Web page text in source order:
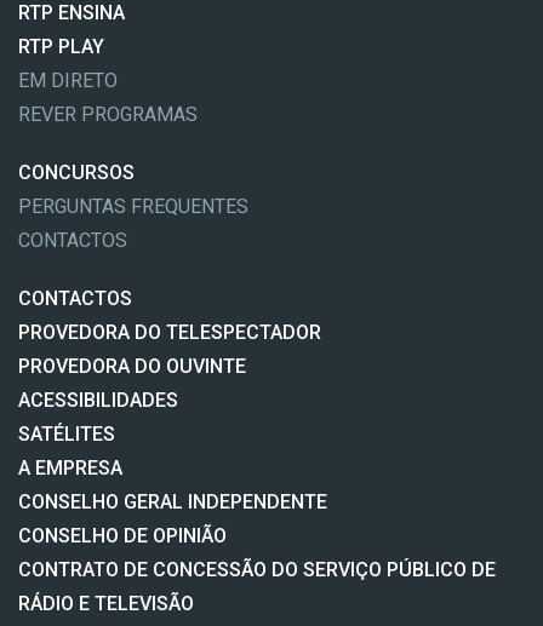
RTP ENSINA
RTP PLAY
EM DIRETO
REVER PROGRAMAS
CONCURSOS
PERGUNTAS FREQUENTES
CONTACTOS
CONTACTOS
PROVEDORA DO TELESPECTADOR
PROVEDORA DO OUVINTE
ACESSIBILIDADES
SATÉLITES
A EMPRESA
CONSELHO GERAL INDEPENDENTE
CONSELHO DE OPINIÃO
CONTRATO DE CONCESSÃO DO SERVIÇO PÚBLICO DE
RÁDIO E TELEVISÃO